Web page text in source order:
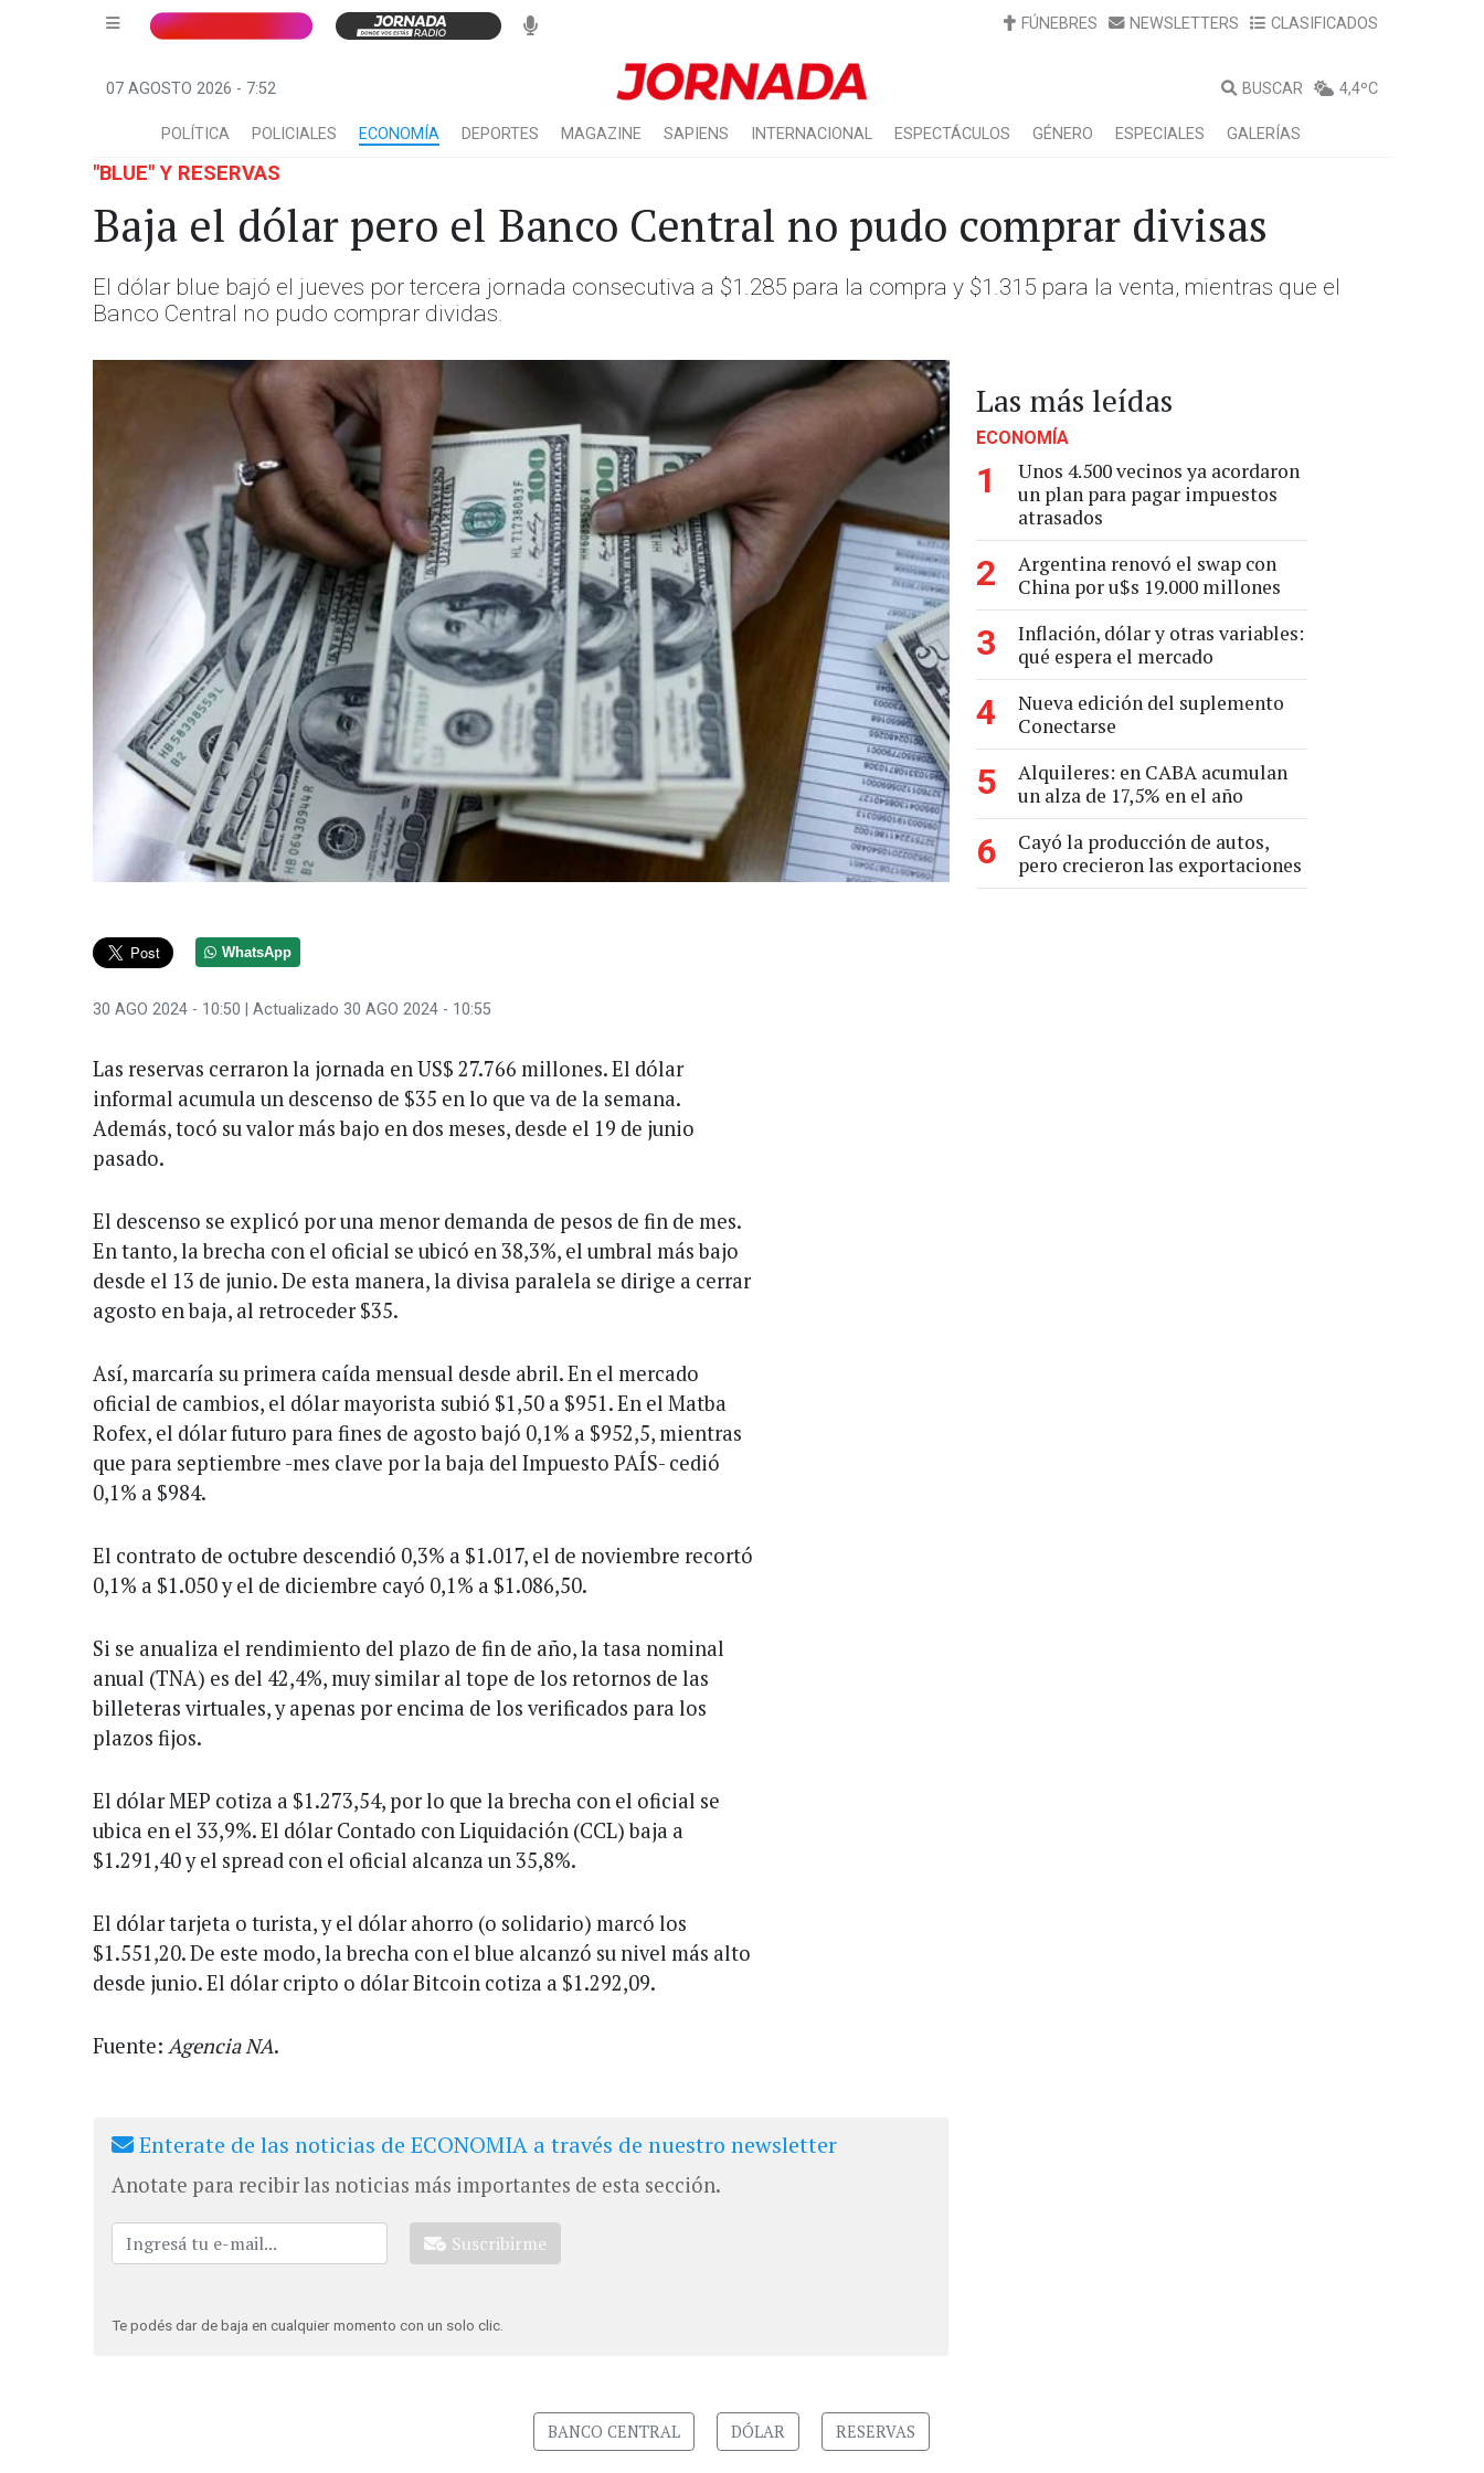
FÚNEBRES NEWSLETTERS CLASIFICADOS
07 AGOSTO 2026 - 7:52 BUSCAR 4,4ºC
POLÍTICA POLICIALES ECONOMÍA DEPORTES MAGAZINE SAPIENS INTERNACIONAL ESPECTÁCULOS GÉNERO ESPECIALES GALERÍAS
"BLUE" Y RESERVAS
Baja el dólar pero el Banco Central no pudo comprar divisas
El dólar blue bajó el jueves por tercera jornada consecutiva a $1.285 para la compra y $1.315 para la venta, mientras que el
Banco Central no pudo comprar dividas.
WhatsApp
30 AGO 2024 - 10:50 | Actualizado 30 AGO 2024 - 10:55
Las reservas cerraron la jornada en US$ 27.766 millones. El dólar
informal acumula un descenso de $35 en lo que va de la semana.
Además, tocó su valor más bajo en dos meses, desde el 19 de junio
pasado.
El descenso se explicó por una menor demanda de pesos de fin de mes.
En tanto, la brecha con el oficial se ubicó en 38,3%, el umbral más bajo
desde el 13 de junio. De esta manera, la divisa paralela se dirige a cerrar
agosto en baja, al retroceder $35.
Así, marcaría su primera caída mensual desde abril. En el mercado
oficial de cambios, el dólar mayorista subió $1,50 a $951. En el Matba
Rofex, el dólar futuro para fines de agosto bajó 0,1% a $952,5, mientras
que para septiembre -mes clave por la baja del Impuesto PAÍS- cedió
0,1% a $984.
El contrato de octubre descendió 0,3% a $1.017, el de noviembre recortó
0,1% a $1.050 y el de diciembre cayó 0,1% a $1.086,50.
Si se anualiza el rendimiento del plazo de fin de año, la tasa nominal
anual (TNA) es del 42,4%, muy similar al tope de los retornos de las
billeteras virtuales, y apenas por encima de los verificados para los
plazos fijos.
El dólar MEP cotiza a $1.273,54, por lo que la brecha con el oficial se
ubica en el 33,9%. El dólar Contado con Liquidación (CCL) baja a
$1.291,40 y el spread con el oficial alcanza un 35,8%.
El dólar tarjeta o turista, y el dólar ahorro (o solidario) marcó los
$1.551,20. De este modo, la brecha con el blue alcanzó su nivel más alto
desde junio. El dólar cripto o dólar Bitcoin cotiza a $1.292,09.
Fuente: Agencia NA.
Enterate de las noticias de ECONOMIA a través de nuestro newsletter
Anotate para recibir las noticias más importantes de esta sección.
Suscribirme
Te podés dar de baja en cualquier momento con un solo clic.
Las más leídas
ECONOMÍA
1
Unos 4.500 vecinos ya acordaron
un plan para pagar impuestos
atrasados
2
Argentina renovó el swap con
China por u$s 19.000 millones
3
Inflación, dólar y otras variables:
qué espera el mercado
4
Nueva edición del suplemento
Conectarse
5
Alquileres: en CABA acumulan
un alza de 17,5% en el año
6
Cayó la producción de autos,
pero crecieron las exportaciones
BANCO CENTRAL DÓLAR RESERVAS